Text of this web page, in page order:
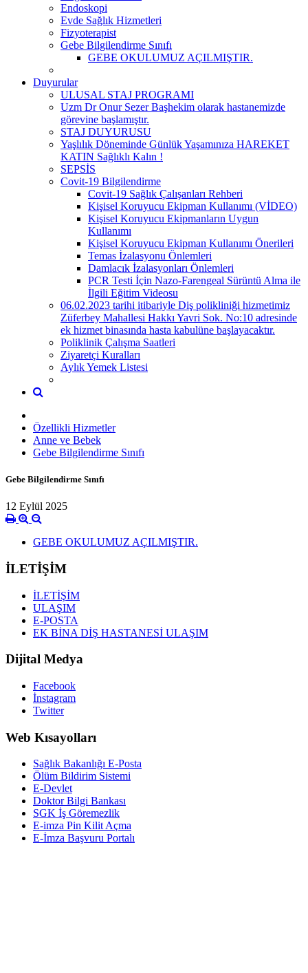
Endoskopi
Evde Sağlık Hizmetleri
Fizyoterapist
Gebe Bilgilendirme Sınıfı
GEBE OKULUMUZ AÇILMIŞTIR.
Duyurular
ULUSAL STAJ PROGRAMI
Uzm Dr Onur Sezer Başhekim olarak hastanemizde
görevine başlamıştır.
STAJ DUYURUSU
Yaşlılık Döneminde Günlük Yaşamınıza HAREKET
KATIN Sağlıklı Kalın !
SEPSİS
Covit-19 Bilgilendirme
Covit-19 Sağlık Çalışanları Rehberi
Kişisel Koruyucu Ekipman Kullanımı (VİDEO)
Kişisel Koruyucu Ekipmanların Uygun
Kullanımı
Kişisel Koruyucu Ekipman Kullanımı Önerileri
Temas İzalasyonu Önlemleri
Damlacık İzalasyonları Önlemleri
PCR Testi İçin Nazo-Farengeal Sürüntü Alma ile
İlgili Eğitim Videosu
06.02.2023 tarihi itibariyle Diş polikliniği hizmetimiz
Züferbey Mahallesi Hakkı Yavri Sok. No:10 adresinde
ek hizmet binasında hasta kabulüne başlayacaktır.
Poliklinik Çalışma Saatleri
Ziyaretçi Kuralları
Aylık Yemek Listesi
Özellikli Hizmetler
Anne ve Bebek
Gebe Bilgilendirme Sınıfı
Gebe Bilgilendirme Sınıfı
12 Eylül 2025
GEBE OKULUMUZ AÇILMIŞTIR.
İLETİŞİM
İLETİŞİM
ULAŞIM
E-POSTA
EK BİNA DİŞ HASTANESİ ULAŞIM
Dijital Medya
Facebook
İnstagram
Twitter
Web Kısayolları
Sağlık Bakanlığı E-Posta
Ölüm Bildirim Sistemi
E-Devlet
Doktor Bilgi Bankası
SGK İş Göremezlik
E-imza Pin Kilit Açma
E-İmza Başvuru Portalı